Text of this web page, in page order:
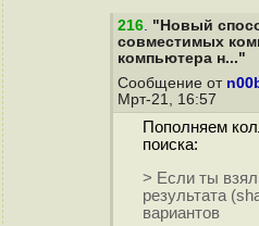
216. "Новый
совместимых
компьютера н..."
Сообщение от
Мрт-21, 16:57
Пополняем
поиска:
> Если ты взял
результата
вариантов